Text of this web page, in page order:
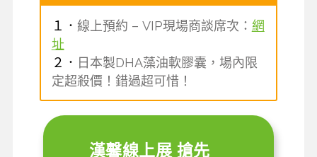
１． 線上預約 – VIP現場商談席次： 網
址
２． 日本製DHA藻油軟膠囊，場內限
定超殺價！錯過超可惜！
漢馨線上展 搶先